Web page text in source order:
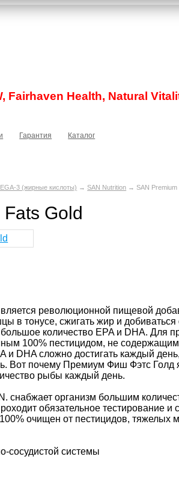
Fairhaven Health, Natural
Гарантия Каталог
3 (жирные кислоты) →SAN Nutrition → SAN Premium
Gold
революционной пищевой
в тонусе, сжигать жир и добиваться
количество EPA и DHA. Для
100% пестицидом, не
и DHA сложно достигать каждый
Вот почему Премиум Фиш Фэтс Голд
рыбы каждый день.
снабжает организм большим
обязательное
очищен от пестицидов, тяжелых
сосудистой системы